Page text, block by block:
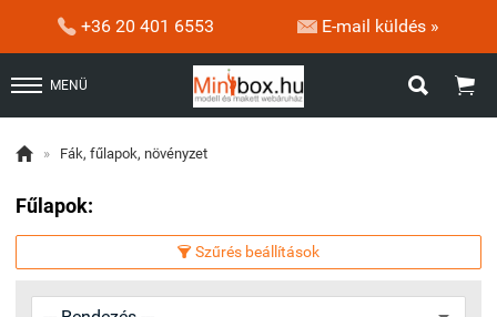
 +36 20 401 6553  E-mail küldés »
MENÜ  
 » Fák, fűlapok, növényzet
Fűlapok:
 Szűrés beállítások